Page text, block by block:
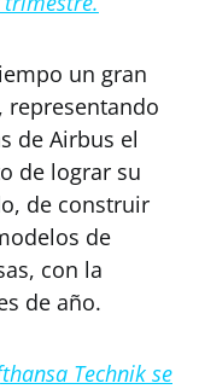
un gran
representando
de Airbus el
de lograr su
de construir
de
con la
de año.
Technik se